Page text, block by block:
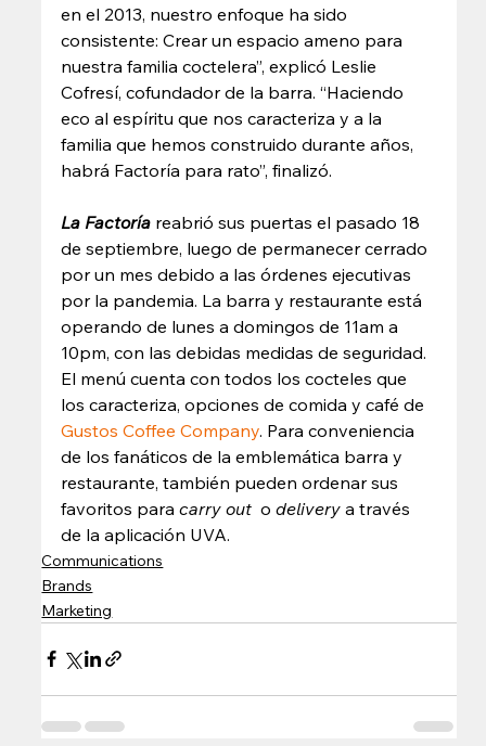
en el 2013, nuestro enfoque ha sido
consistente: Crear un espacio ameno para
nuestra familia coctelera”, explicó Leslie
Cofresí, cofundador de la barra. “Haciendo
eco al espíritu que nos caracteriza y a la
familia que hemos construido durante años,
habrá Factoría para rato”, finalizó.
La Factoría reabrió sus puertas el pasado 18
de septiembre, luego de permanecer cerrado
por un mes debido a las órdenes ejecutivas
por la pandemia. La barra y restaurante está
operando de lunes a domingos de 11am a
10pm, con las debidas medidas de seguridad.
El menú cuenta con todos los cocteles que
los caracteriza, opciones de comida y café de
Gustos Coffee Company. Para conveniencia
de los fanáticos de la emblemática barra y
restaurante, también pueden ordenar sus
favoritos para carry out o delivery a través
de la aplicación UVA.
Communications
Brands
Marketing